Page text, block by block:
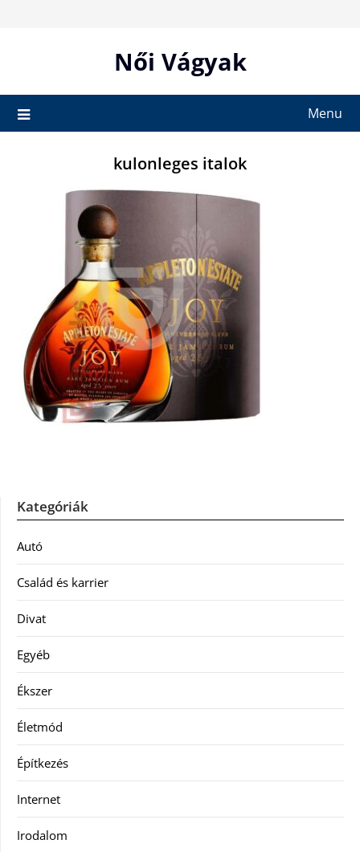
Női Vágyak
Menu
kulonleges italok
Kategóriák
Autó
Család és karrier
Divat
Egyéb
Ékszer
Életmód
Építkezés
Internet
Irodalom